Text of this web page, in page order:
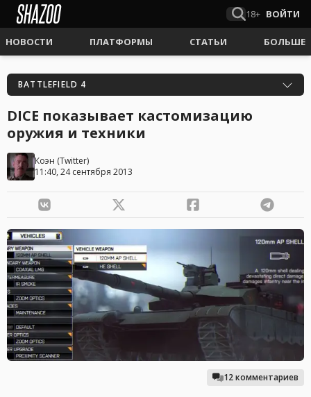
18+ ВОЙТИ
НОВОСТИ ПЛАТФОРМЫ СТАТЬИ БОЛЬШЕ
BATTLEFIELD 4
DICE показывает кастомизацию
оружия и техники
Коэн (Twitter)
11:40, 24 сентября 2013
12 комментариев